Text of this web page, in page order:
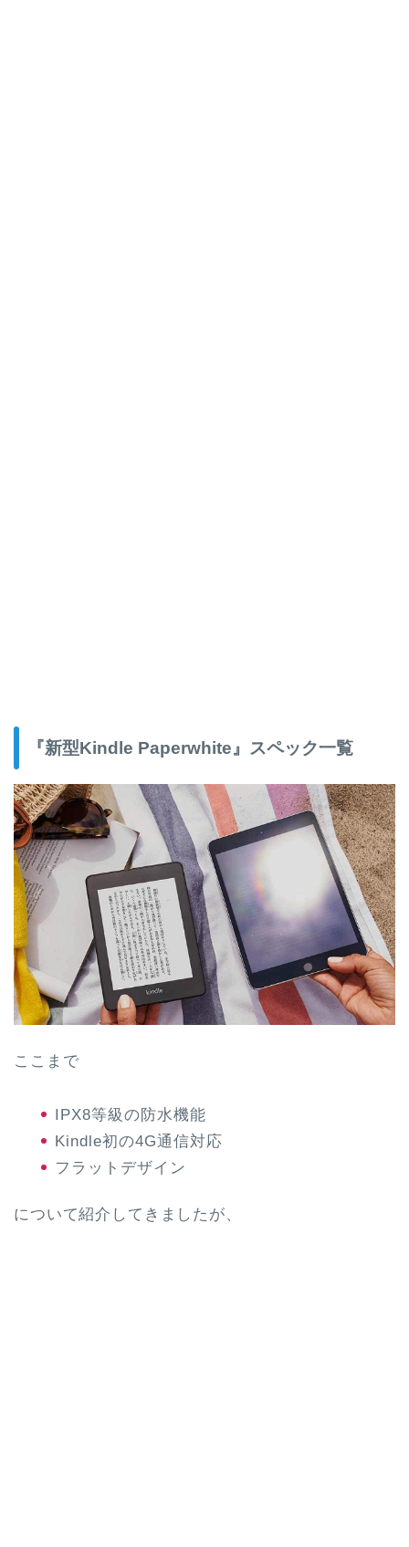
『新型Kindle Paperwhite』スペック一覧
ここまで
IPX8等級の防水機能
Kindle初の4G通信対応
フラットデザイン
について紹介してきましたが、